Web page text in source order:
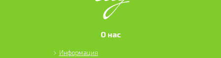
О нас
Информация